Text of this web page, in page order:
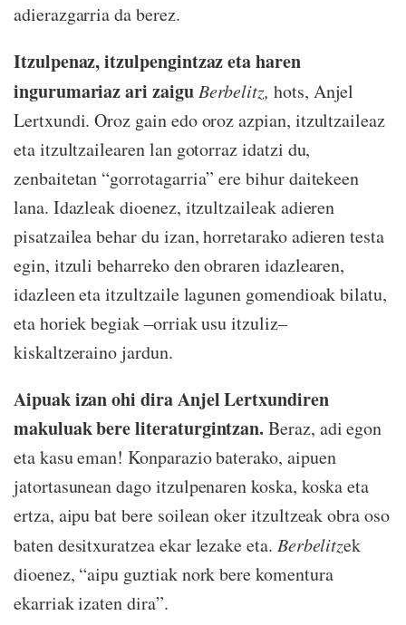
adierazgarria da berez.
Itzulpenaz, itzulpengintzaz eta haren
ingurumariaz ari zaigu Berbelitz, hots, Anjel
Lertxundi. Oroz gain edo oroz azpian, itzultzaileaz
eta itzultzailearen lan gotorraz idatzi du,
zenbaitetan “gorrotagarria” ere bihur daitekeen
lana. Idazleak dioenez, itzultzaileak adieren
pisatzailea behar du izan, horretarako adieren testa
egin, itzuli beharreko den obraren idazlearen,
idazleen eta itzultzaile lagunen gomendioak bilatu,
eta horiek begiak –orriak usu itzuliz–
kiskaltzeraino jardun.
Aipuak izan ohi dira Anjel Lertxundiren
makuluak bere literaturgintzan. Beraz, adi egon
eta kasu eman! Konparazio baterako, aipuen
jatortasunean dago itzulpenaren koska, koska eta
ertza, aipu bat bere soilean oker itzultzeak obra oso
baten desitxuratzea ekar lezake eta. Berbelitzek
dioenez, “aipu guztiak nork bere komentura
ekarriak izaten dira”.